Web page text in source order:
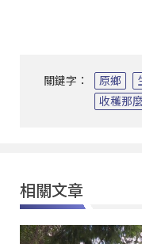
關鍵字： 原鄉
收穫那
相關文章